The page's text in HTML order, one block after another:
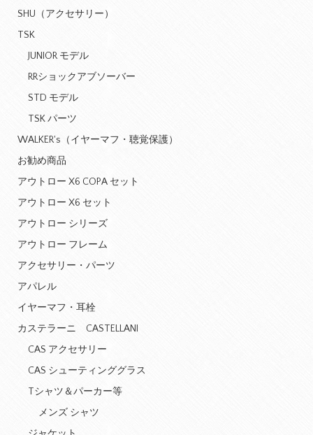
SHU（アクセサリー）
TSK
JUNIOR モデル
RRショックアブソーバー
STD モデル
TSK パーツ
WALKER's（イヤーマフ・聴覚保護）
お勧め商品
アウトロー X6 COPA セット
アウトロー X6 セット
アウトロー シリーズ
アウトロー フレーム
アクセサリー・パーツ
アパレル
イヤーマフ・耳栓
カステラーニ CASTELLANI
CAS アクセサリー
CAS シューティンググラス
Tシャツ＆パーカー等
メンズ シャツ